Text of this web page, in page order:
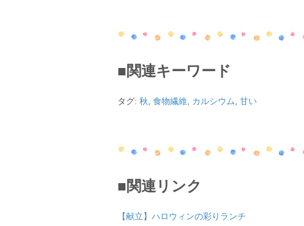
■関連キーワード
タグ: 秋 食物繊維 カルシウム 甘い
■関連リンク
【献立】ハロウィンの彩りランチ